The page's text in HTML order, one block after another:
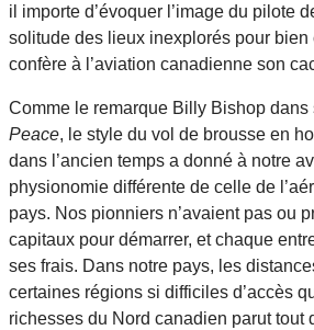
il importe d’évoquer l’image du pilote
solitude des lieux inexplorés pour bien
confère à l’aviation canadienne son
Comme le remarque Billy Bishop dans
Peace, le style du vol de brousse en
dans l’ancien temps a donné à notre
physionomie différente de celle de
pays. Nos pionniers n’avaient pas ou
capitaux pour démarrer, et chaque
ses frais. Dans notre pays, les
certaines régions si difficiles d’accès
richesses du Nord canadien parut tout